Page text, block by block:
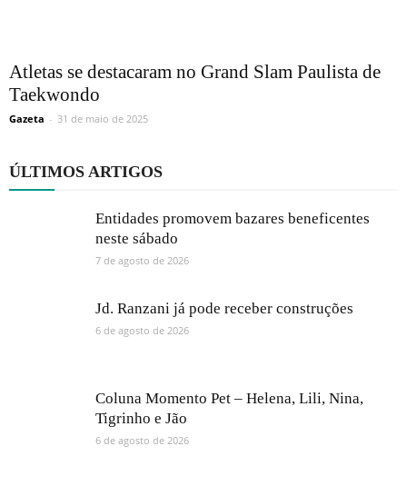
Atletas se destacaram no Grand Slam Paulista de
Taekwondo
Gazeta - 31 de maio de 2025
ÚLTIMOS ARTIGOS
Entidades promovem bazares beneficentes
neste sábado
7 de agosto de 2026
Jd. Ranzani já pode receber construções
6 de agosto de 2026
Coluna Momento Pet – Helena, Lili, Nina,
Tigrinho e Jão
6 de agosto de 2026